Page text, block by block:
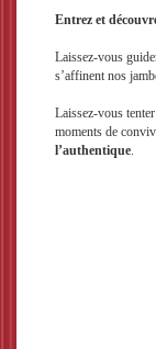
Entrez et
Laissez-vous
s’affinent nos
Laissez-vous
moments de
l’authentique.